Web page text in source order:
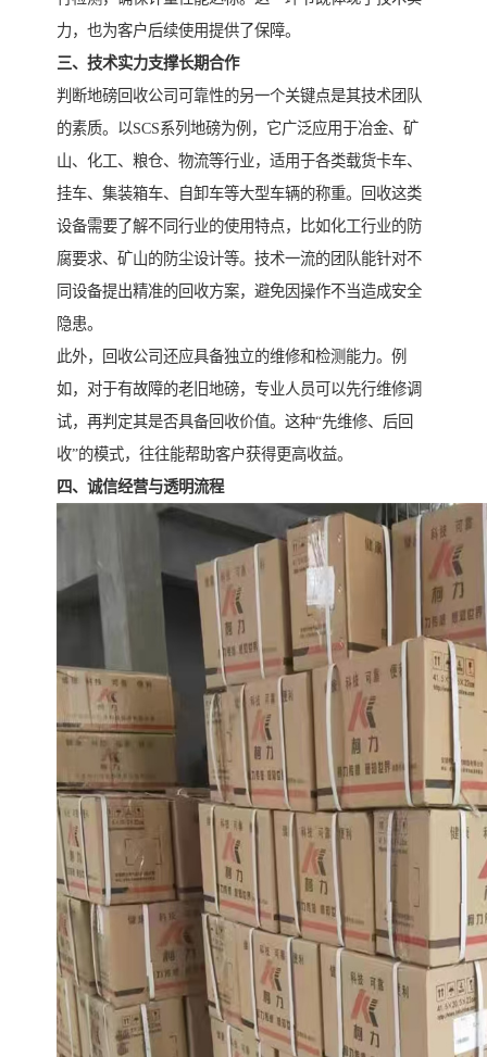
力，也为客户后续使用提供了保障。
三、技术实力支撑长期合作
判断地磅回收公司可靠性的另一个关键点是其技术团队
的素质。以SCS系列地磅为例，它广泛应用于冶金、矿
山、化工、粮仓、物流等行业，适用于各类载货卡车、
挂车、集装箱车、自卸车等大型车辆的称重。回收这类
设备需要了解不同行业的使用特点，比如化工行业的防
腐要求、矿山的防尘设计等。技术一流的团队能针对不
同设备提出精准的回收方案，避免因操作不当造成安全
隐患。
此外，回收公司还应具备独立的维修和检测能力。例
如，对于有故障的老旧地磅，专业人员可以先行维修调
试，再判定其是否具备回收价值。这种“先维修、后回
收”的模式，往往能帮助客户获得更高收益。
四、诚信经营与透明流程